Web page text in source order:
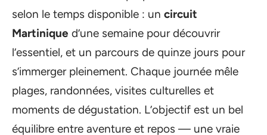
selon le temps disponible : un circuit
Martinique d’une semaine pour découvrir
l’essentiel, et un parcours de quinze jours pour
s’immerger pleinement. Chaque journée mêle
plages, randonnées, visites culturelles et
moments de dégustation. L’objectif est un bel
équilibre entre aventure et repos — une vraie